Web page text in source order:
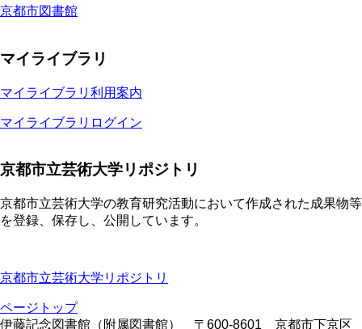
京都市図書館
マイライブラリ
マイライブラリ利用案内
マイライブラリログイン
京都市立芸術大学リポジトリ
京都市立芸術大学の教育研究活動において作成された成果物等
を登録、保存し、公開しています。
京都市立芸術大学リポジトリ
ページトップ
伊藤記念図書館（附属図書館） 〒600-8601 京都市下京区